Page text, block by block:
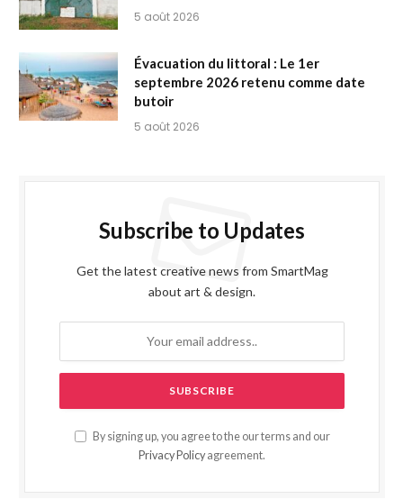
5 août 2026
Évacuation du littoral : Le 1er
septembre 2026 retenu comme date
butoir
5 août 2026
Subscribe to Updates
Get the latest creative news from SmartMag
about art & design.
By signing up, you agree to the our terms and our
Privacy Policy agreement.